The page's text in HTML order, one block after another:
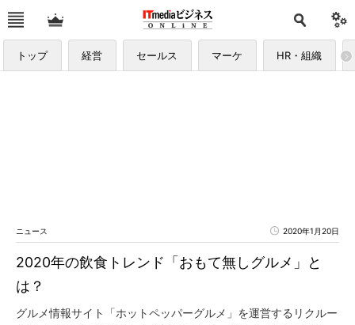
トップ 経営 セールス マーケ HR・組織
ニュース 2020年1月20日
2020年の飲食トレンド「おもて無しグルメ」と
は？
グルメ情報サイト「ホットペッパーグルメ」を運営するリクルー